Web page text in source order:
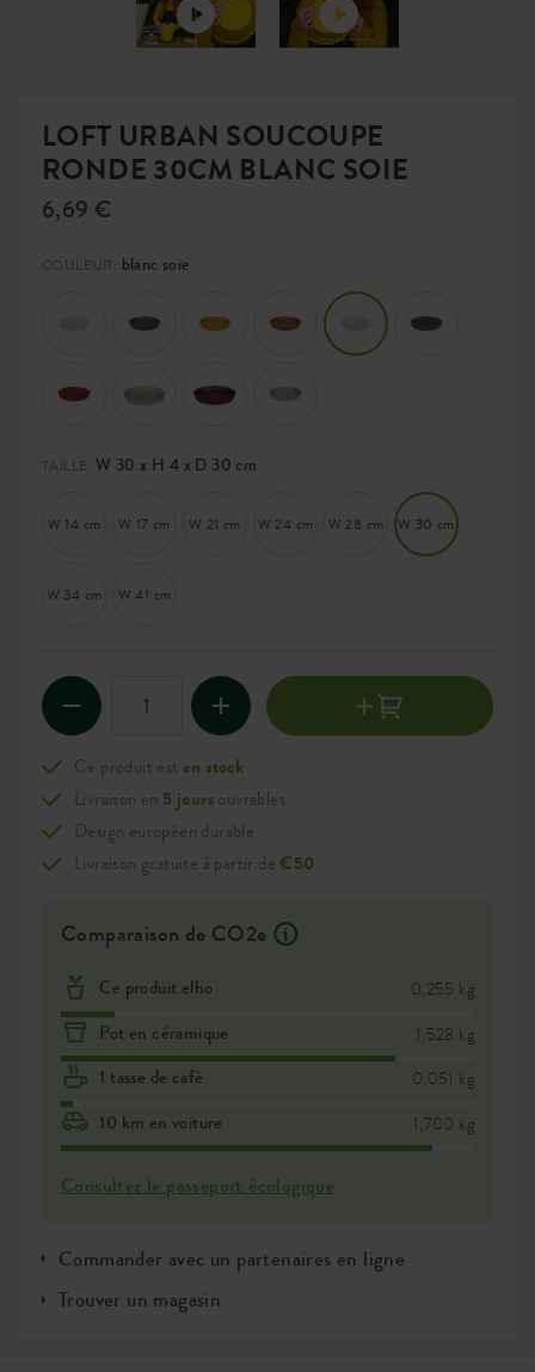
LOFT URBAN SOUCOUPE
RONDE 30CM BLANC SOIE
6,69 €
COULEUR: blanc soie
TAILLE: W 30 x H 4 x D 30 cm
W 14 cm W 17 cm W 21 cm W 24 cm W 28 cm W 30 cm
W 34 cm W 41 cm
Ce produit est en stock
Livraison en 5 joursouvrables
Design européen durable
Livraison gratuite à partir de€50
Comparaison de CO2e
Ce produit elho 0,255 kg
Pot en céramique 1,528 kg
1 tasse de café 0,051 kg
10 km en voiture 1,700 kg
Consultez le passeport écologique
Commander avec un partenaires en ligne
Trouver un magasin